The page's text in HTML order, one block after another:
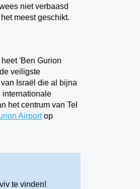
niet verbaasd
meest geschikt.
'Ben Gurion
veiligste
Israël die al bijna
internationale
het centrum van Tel
Airportop
te vinden!